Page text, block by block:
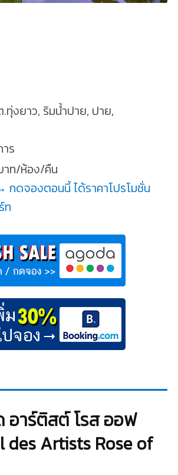
ทุ่งยาว, ริมน้ำปาย, ปาย,
ร
ท/ห้อง/คืน
กดจองตอนนี้ ได้ราคาโปรโมชั่น
ท
อาร์ติสต์ โรส ออฟ
des Artists Rose of